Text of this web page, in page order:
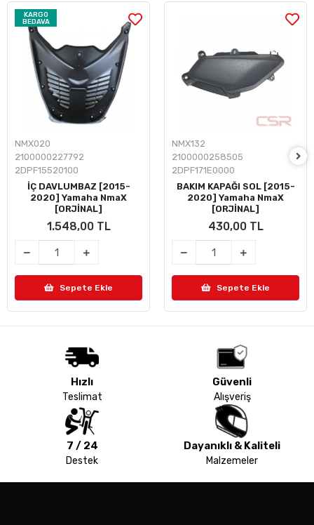
KARGO
BEDAVA
NMX020
2100000227792
2DPF15520100
İÇ DAVLUMBAZ [2015-
2020] Yamaha NmaX
[ORJİNAL]
1.548,00 TL
Sepete Ekle
NMX132
2100000258505
2DPF171E0000
BAKIM KAPAĞI SOL [2015-
2020] Yamaha NmaX
[ORJİNAL]
430,00 TL
Sepete Ekle
Hızlı
Teslimat
Güvenli
Alışveriş
7 / 24
Destek
Dayanıklı & Kaliteli
Malzemeler